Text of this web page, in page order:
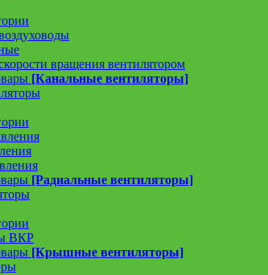
вращения вентилятором
[Канальные вентиляторы]
[Радиальные вентиляторы]
ВКР
[Крышные вентиляторы]